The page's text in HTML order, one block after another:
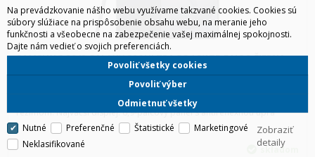
SAMSUNG S948 GALAXY S26 ULTRA 5G 16/1TB DUOS ČIERNA
Najlepší procesor: Exkluzívne Snapdragon 8 Elite Gen 5 pre
nekompromisný výkon a efektivitu. Špičkové fotoaparáty: 200 Mpx
hlavný senzor a nový 50 Mpx ultraširoký objektív s lepším nočným
režimom. Najväčší displej: 6,9-palcový panel s antireflexnou úpra
skladom
Na prevádzkovanie nášho webu využívame takzvané cookies. Cookies sú
súbory slúžiace na prispôsobenie obsahu webu, na meranie jeho
funkčnosti a všeobecne na zabezpečenie vašej maximálnej spokojnosti.
Dajte nám vedieť o svojich preferenciách.
Odmietnuť všetky
Povoliť výber
Povoliť všetky cookies
Nutné Preferenčné Štatistické
Marketingové
Neklasifikované
Zobraziť
detaily